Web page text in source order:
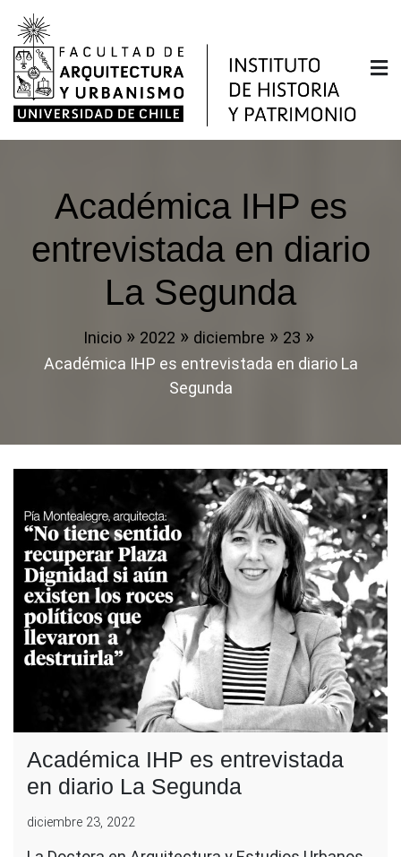
Saltar
contenido
Instituto de Historia y
Patrimonio
Facultad de Arquitectura y Urbanismo de la
Académica IHP es
entrevistada en diario
La Segunda
Inicio 2022 diciembre
23
Académica IHP es entrevistada en diario La
Segunda
Académica IHP es entrevistada
en diario La Segunda
diciembre 23, 2022